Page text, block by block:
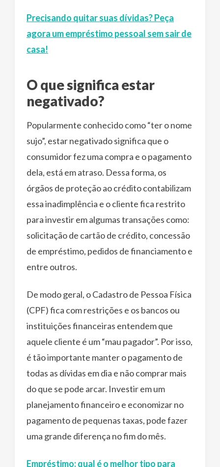
Precisando quitar suas dívidas? Peça
agora um empréstimo pessoal sem sair de
casa!
O que significa estar
negativado?
Popularmente conhecido como “ter o nome
sujo”, estar negativado significa que o
consumidor fez uma compra e o pagamento
dela, está em atraso. Dessa forma, os
órgãos de proteção ao crédito contabilizam
essa inadimplência e o cliente fica restrito
para investir em algumas transações como:
solicitação de cartão de crédito, concessão
de empréstimo, pedidos de financiamento e
entre outros.
De modo geral, o Cadastro de Pessoa Física
(CPF) fica com restrições e os bancos ou
instituições financeiras entendem que
aquele cliente é um “mau pagador”. Por isso,
é tão importante manter o pagamento de
todas as dívidas em dia e não comprar mais
do que se pode arcar. Investir em um
planejamento financeiro e economizar no
pagamento de pequenas taxas, pode fazer
uma grande diferença no fim do mês.
Empréstimo: qual é o melhor tipo para